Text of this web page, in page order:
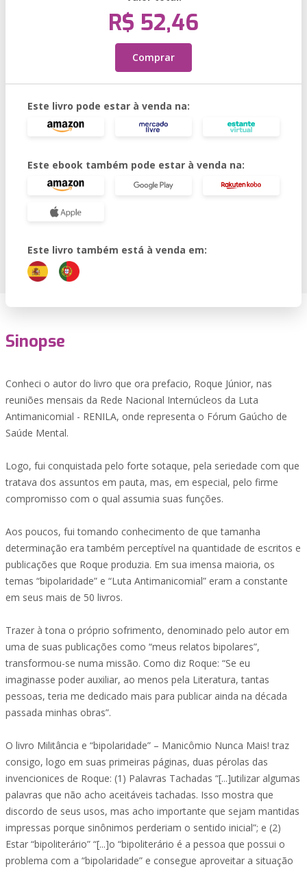
R$ 52,46
Comprar
Este livro pode estar à venda na:
Este ebook também pode estar à venda na:
Este livro também está à venda em:
Sinopse
Conheci o autor do livro que ora prefacio, Roque Júnior, nas
reuniões mensais da Rede Nacional Internúcleos da Luta
Antimanicomial - RENILA, onde representa o Fórum Gaúcho de
Saúde Mental.
Logo, fui conquistada pelo forte sotaque, pela seriedade com que
tratava dos assuntos em pauta, mas, em especial, pelo firme
compromisso com o qual assumia suas funções.
Aos poucos, fui tomando conhecimento de que tamanha
determinação era também perceptível na quantidade de escritos e
publicações que Roque produzia. Em sua imensa maioria, os
temas “bipolaridade” e “Luta Antimanicomial” eram a constante
em seus mais de 50 livros.
Trazer à tona o próprio sofrimento, denominado pelo autor em
uma de suas publicações como “meus relatos bipolares”,
transformou-se numa missão. Como diz Roque: “Se eu
imaginasse poder auxiliar, ao menos pela Literatura, tantas
pessoas, teria me dedicado mais para publicar ainda na década
passada minhas obras”.
O livro Militância e “bipolaridade” – Manicômio Nunca Mais! traz
consigo, logo em suas primeiras páginas, duas pérolas das
invencionices de Roque: (1) Palavras Tachadas “[...]utilizar algumas
palavras que não acho aceitáveis tachadas. Isso mostra que
discordo de seus usos, mas acho importante que sejam mantidas
impressas porque sinônimos perderiam o sentido inicial”; e (2)
Estar “bipoliterário” “[...]o “bipoliterário é a pessoa que possui o
problema com a “bipolaridade” e consegue aproveitar a situação